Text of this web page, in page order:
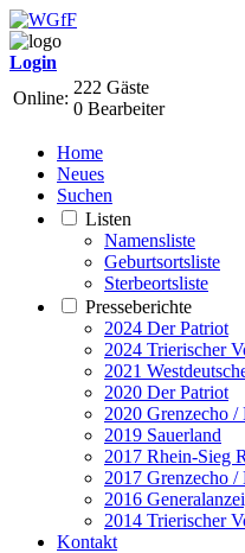
Login
Online:
222 Gäste
0 Bearbeiter
Home
Neues
Suchen
Listen
Namensliste
Geburtsortsliste
Sterbeortsliste
Presseberichte
2024 Der Patriot
2024 Trierischer
2021
2020 Der Patriot
2020 Grenzecho /
2019 Sauerland
2017 Rhein-Sieg
2017 Grenzecho /
2016
2014 Trierischer
Kontakt